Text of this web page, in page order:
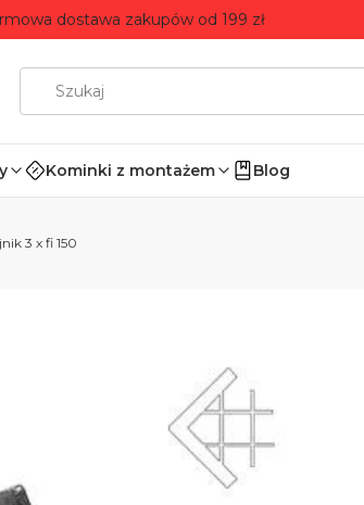
dostawa zakupów od 199 zł
Kominki z montażem Blog
3 x fi 150